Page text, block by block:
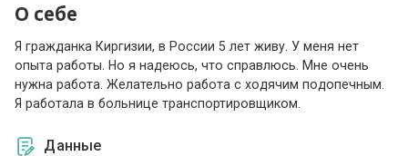
О себе
Я гражданка Киргизии, в России 5 лет живу. У меня нет
опыта работы. Но я надеюсь, что справлюсь. Мне очень
нужна работа. Желательно работа с ходячим подопечным.
Я работала в больнице транспортировщиком.
Данные